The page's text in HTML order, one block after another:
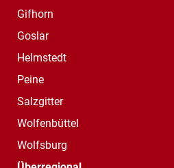
Gifhorn
Goslar
Helmstedt
Peine
Salzgitter
Wolfenbüttel
Wolfsburg